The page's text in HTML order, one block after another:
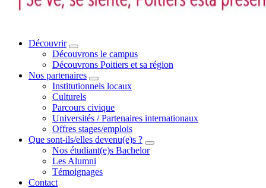
Poitiers presente !
Découvrir
Découvrons le campus
Découvrons Poitiers et sa région
Nos partenaires
Institutionnels locaux
Culturels
Parcours civique
Universités / Partenaires internationaux
Offres stages/emplois
Que sont-ils/elles devenu(e)s ?
Nos étudiant(e)s Bachelor
Les Alumni
Témoignages
Contact